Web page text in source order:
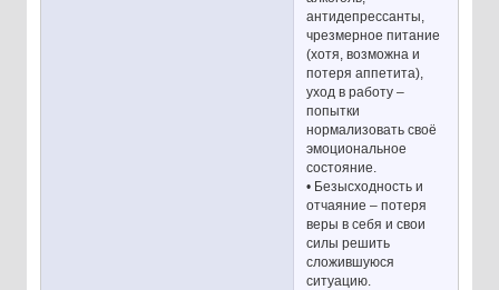
антидепрессанты,
чрезмерное питание
(хотя, возможна и
потеря аппетита),
уход в работу –
попытки
нормализовать своё
эмоциональное
состояние.
• Безысходность и
отчаяние – потеря
веры в себя и свои
силы решить
сложившуюся
ситуацию.